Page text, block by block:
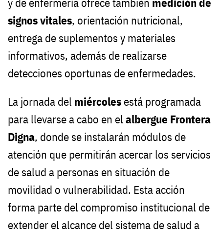
signos vitales, orientación nutricional,
entrega de suplementos y materiales
informativos, además de realizarse
detecciones oportunas de enfermedades.
La jornada del miércoles está programada
para llevarse a cabo en el albergue Frontera
Digna, donde se instalarán módulos de
atención que permitirán acercar los servicios
de salud a personas en situación de
movilidad o vulnerabilidad. Esta acción
forma parte del compromiso institucional de
extender el alcance del sistema de salud a